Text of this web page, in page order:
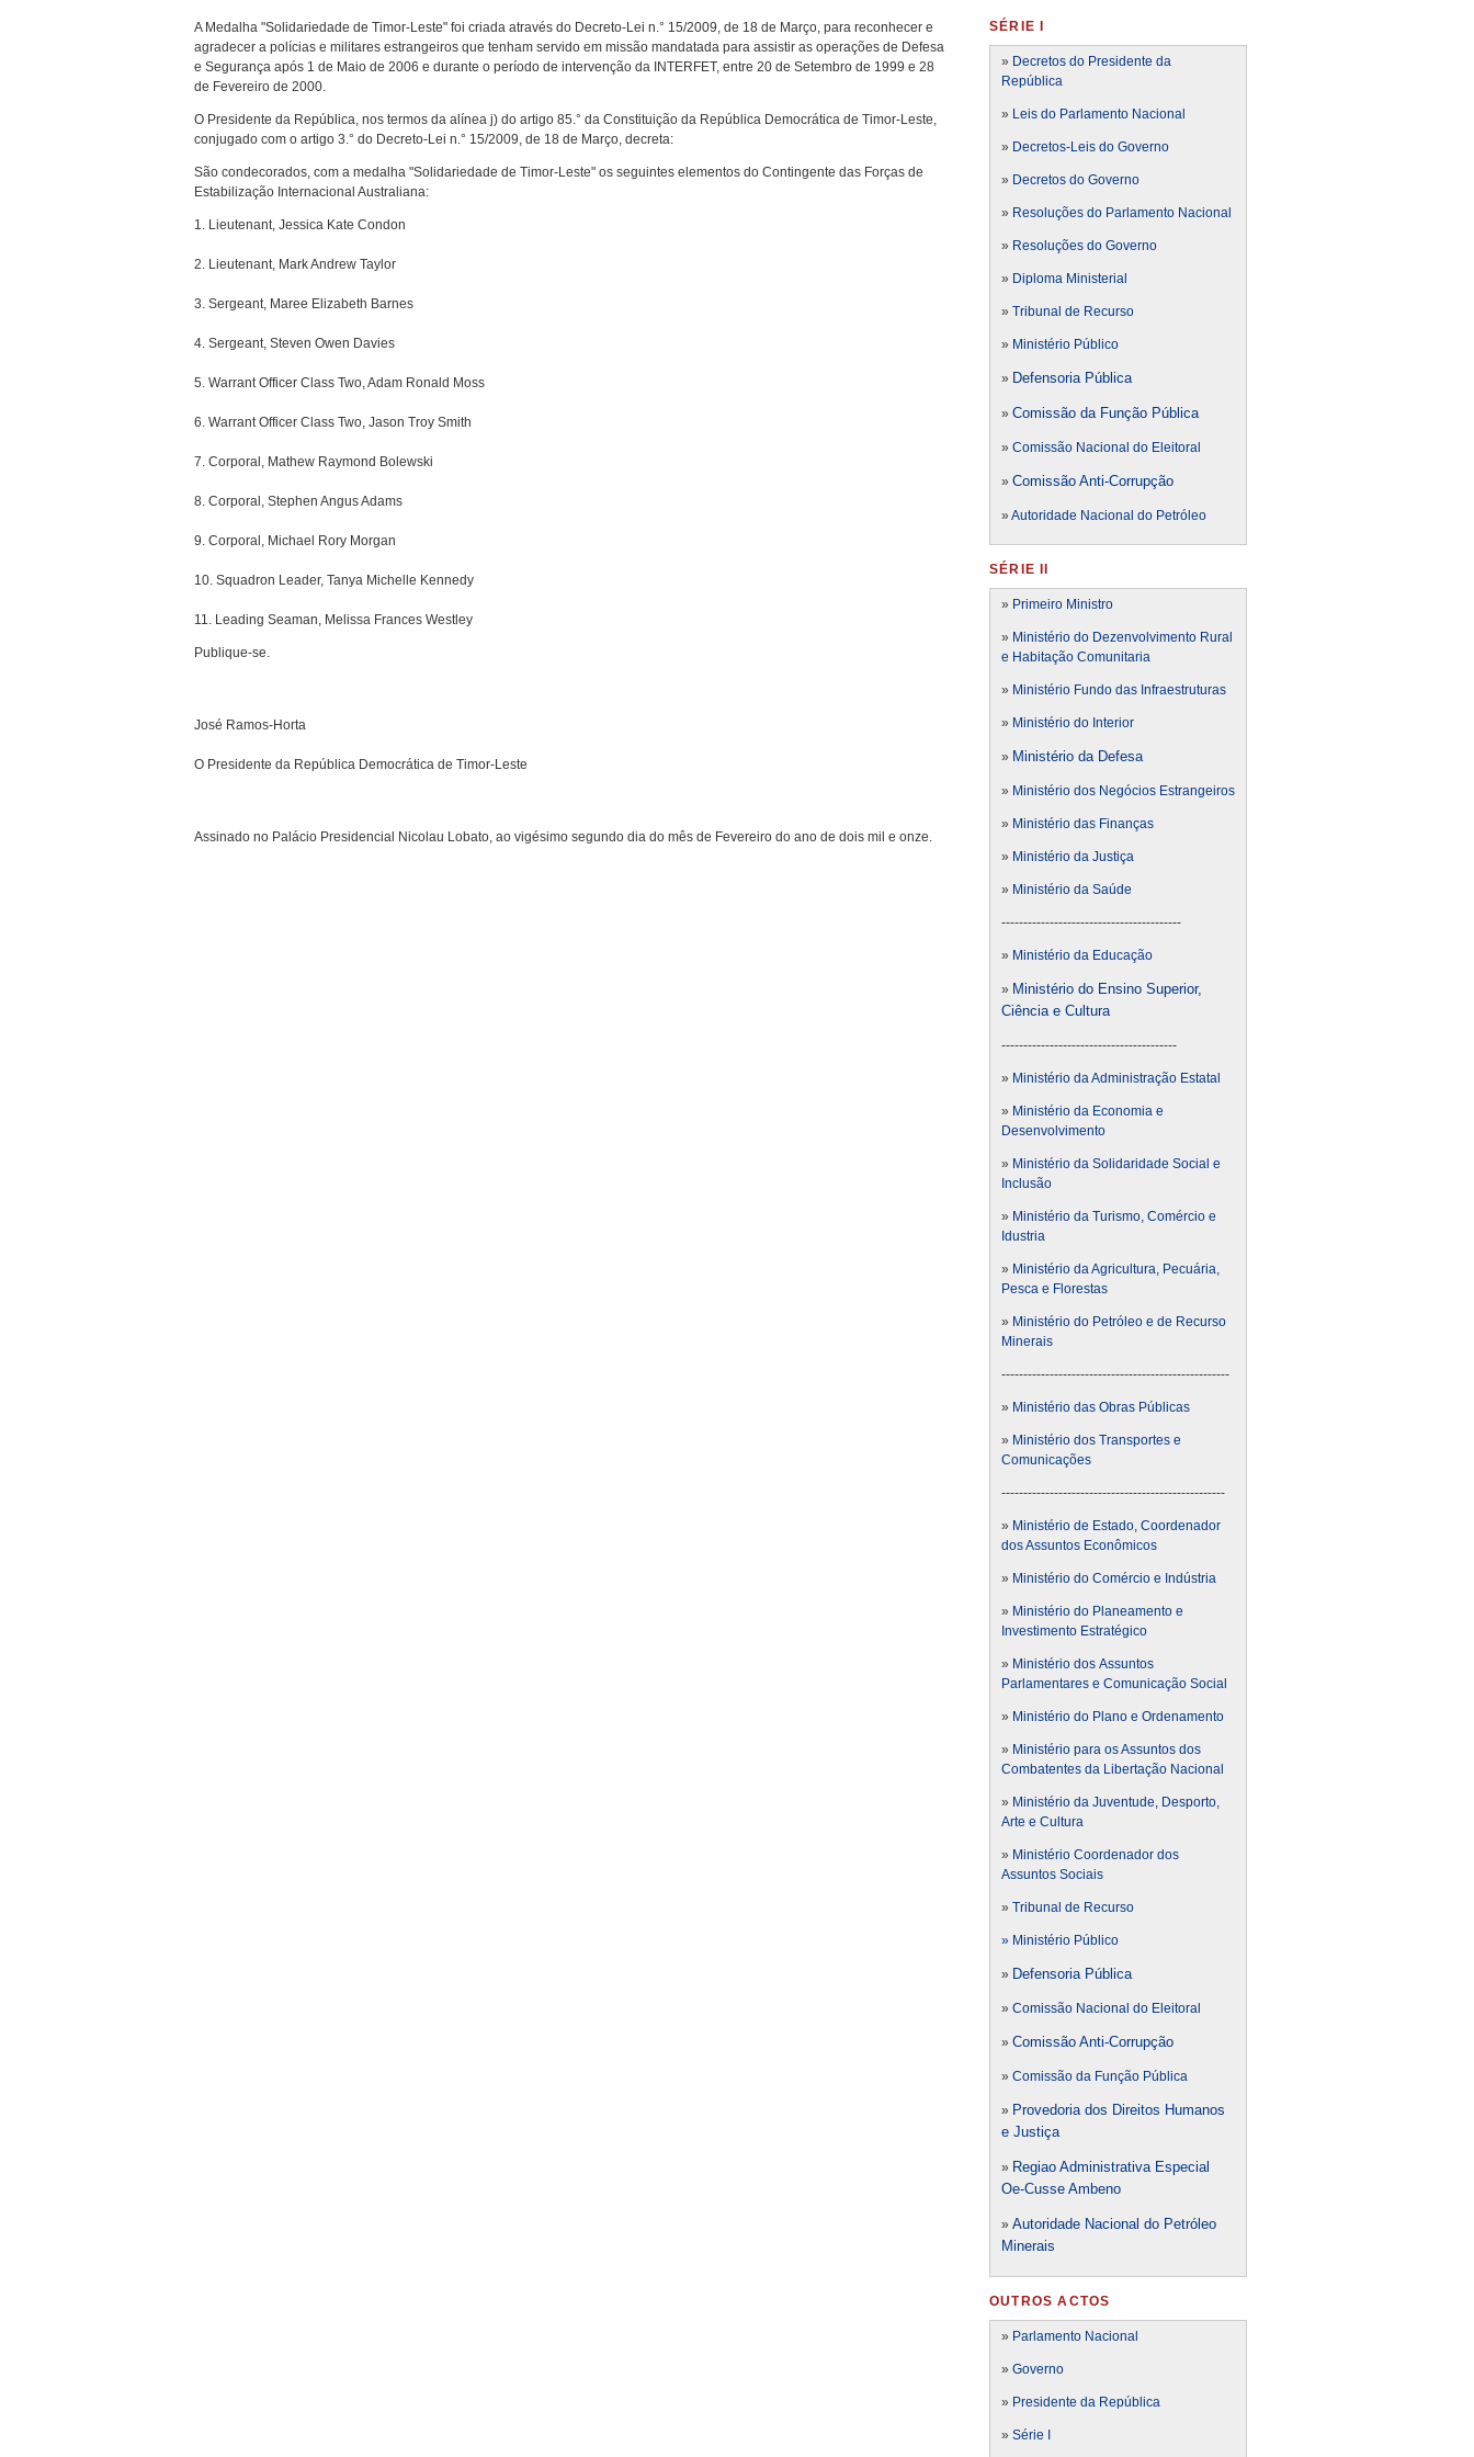
A Medalha "Solidariedade de Timor-Leste" foi criada através do Decreto-Lei n.° 15/2009, de 18 de Março, para reconhecer e
agradecer a polícias e militares estrangeiros que tenham servido em missão mandatada para assistir as operações de Defesa
e Segurança após 1 de Maio de 2006 e durante o período de intervenção da INTERFET, entre 20 de Setembro de 1999 e 28
de Fevereiro de 2000.
O Presidente da República, nos termos da alínea j) do artigo 85.° da Constituição da República Democrática de Timor-Leste,
conjugado com o artigo 3.° do Decreto-Lei n.° 15/2009, de 18 de Março, decreta:
São condecorados, com a medalha "Solidariedade de Timor-Leste" os seguintes elementos do Contingente das Forças de
Estabilização Internacional Australiana:
1. Lieutenant, Jessica Kate Condon
2. Lieutenant, Mark Andrew Taylor
3. Sergeant, Maree Elizabeth Barnes
4. Sergeant, Steven Owen Davies
5. Warrant Officer Class Two, Adam Ronald Moss
6. Warrant Officer Class Two, Jason Troy Smith
7. Corporal, Mathew Raymond Bolewski
8. Corporal, Stephen Angus Adams
9. Corporal, Michael Rory Morgan
10. Squadron Leader, Tanya Michelle Kennedy
11. Leading Seaman, Melissa Frances Westley
Publique-se.
José Ramos-Horta
O Presidente da República Democrática de Timor-Leste
Assinado no Palácio Presidencial Nicolau Lobato, ao vigésimo segundo dia do mês de Fevereiro do ano de dois mil e onze.
SÉRIE I
» Decretos do Presidente da
República
» Leis do Parlamento Nacional
» Decretos-Leis do Governo
» Decretos do Governo
» Resoluções do Parlamento Nacional
» Resoluções do Governo
» Diploma Ministerial
» Tribunal de Recurso
» Ministério Público
» Defensoria Pública
» Comissão da Função Pública
» Comissão Nacional do Eleitoral
» Comissão Anti-Corrupção
» Autoridade Nacional do Petróleo
SÉRIE II
» Primeiro Ministro
» Ministério do Dezenvolvimento Rural
e Habitação Comunitaria
» Ministério Fundo das Infraestruturas
» Ministério do Interior
» Ministério da Defesa
» Ministério dos Negócios Estrangeiros
» Ministério das Finanças
» Ministério da Justiça
» Ministério da Saúde
-----------------------------------------
» Ministério da Educação
» Ministério do Ensino Superior,
Ciência e Cultura
----------------------------------------
» Ministério da Administração Estatal
» Ministério da Economia e
Desenvolvimento
» Ministério da Solidaridade Social e
Inclusão
» Ministério da Turismo, Comércio e
Idustria
» Ministério da Agricultura, Pecuária,
Pesca e Florestas
» Ministério do Petróleo e de Recurso
Minerais
----------------------------------------------------
» Ministério das Obras Públicas
» Ministério dos Transportes e
Comunicações
---------------------------------------------------
» Ministério de Estado, Coordenador
dos Assuntos Econômicos
» Ministério do Comércio e Indústria
» Ministério do Planeamento e
Investimento Estratégico
» Ministério dos Assuntos
Parlamentares e Comunicação Social
» Ministério do Plano e Ordenamento
» Ministério para os Assuntos dos
Combatentes da Libertação Nacional
» Ministério da Juventude, Desporto,
Arte e Cultura
» Ministério Coordenador dos
Assuntos Sociais
» Tribunal de Recurso
» Ministério Público
» Defensoria Pública
» Comissão Nacional do Eleitoral
» Comissão Anti-Corrupção
» Comissão da Função Pública
» Provedoria dos Direitos Humanos
e Justiça
» Regiao Administrativa Especial
Oe-Cusse Ambeno
» Autoridade Nacional do Petróleo
Minerais
OUTROS ACTOS
» Parlamento Nacional
» Governo
» Presidente da República
» Série I